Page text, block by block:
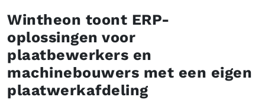
Wintheon toont ERP-
oplossingen voor
plaatbewerkers en
machinebouwers met een eigen
plaatwerkafdeling